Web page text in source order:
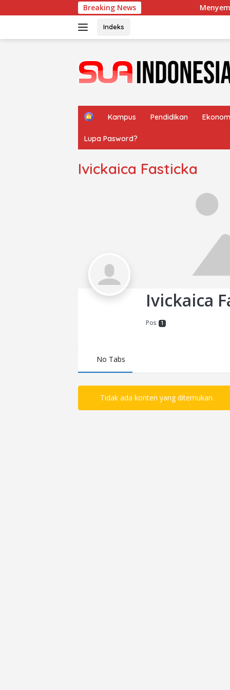
ke
Breaking News Menyemai
Indeks
H
e
Kampus Pendidikan
Lupa Pasword?
Ivickaica Fasticka
Ivickaica
Pos 1
No Tabs
Tidak ada konten yang ditemukan.